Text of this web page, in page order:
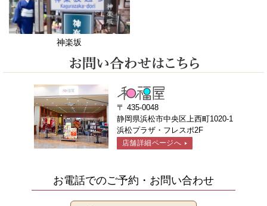
神楽坂
〒 435-0048
静岡県浜松市中央区上西町1020-1
浜松プラザ・フレスポ2F
店舗詳細ページへ ▶
お電話でのご予約・お問い合わせ